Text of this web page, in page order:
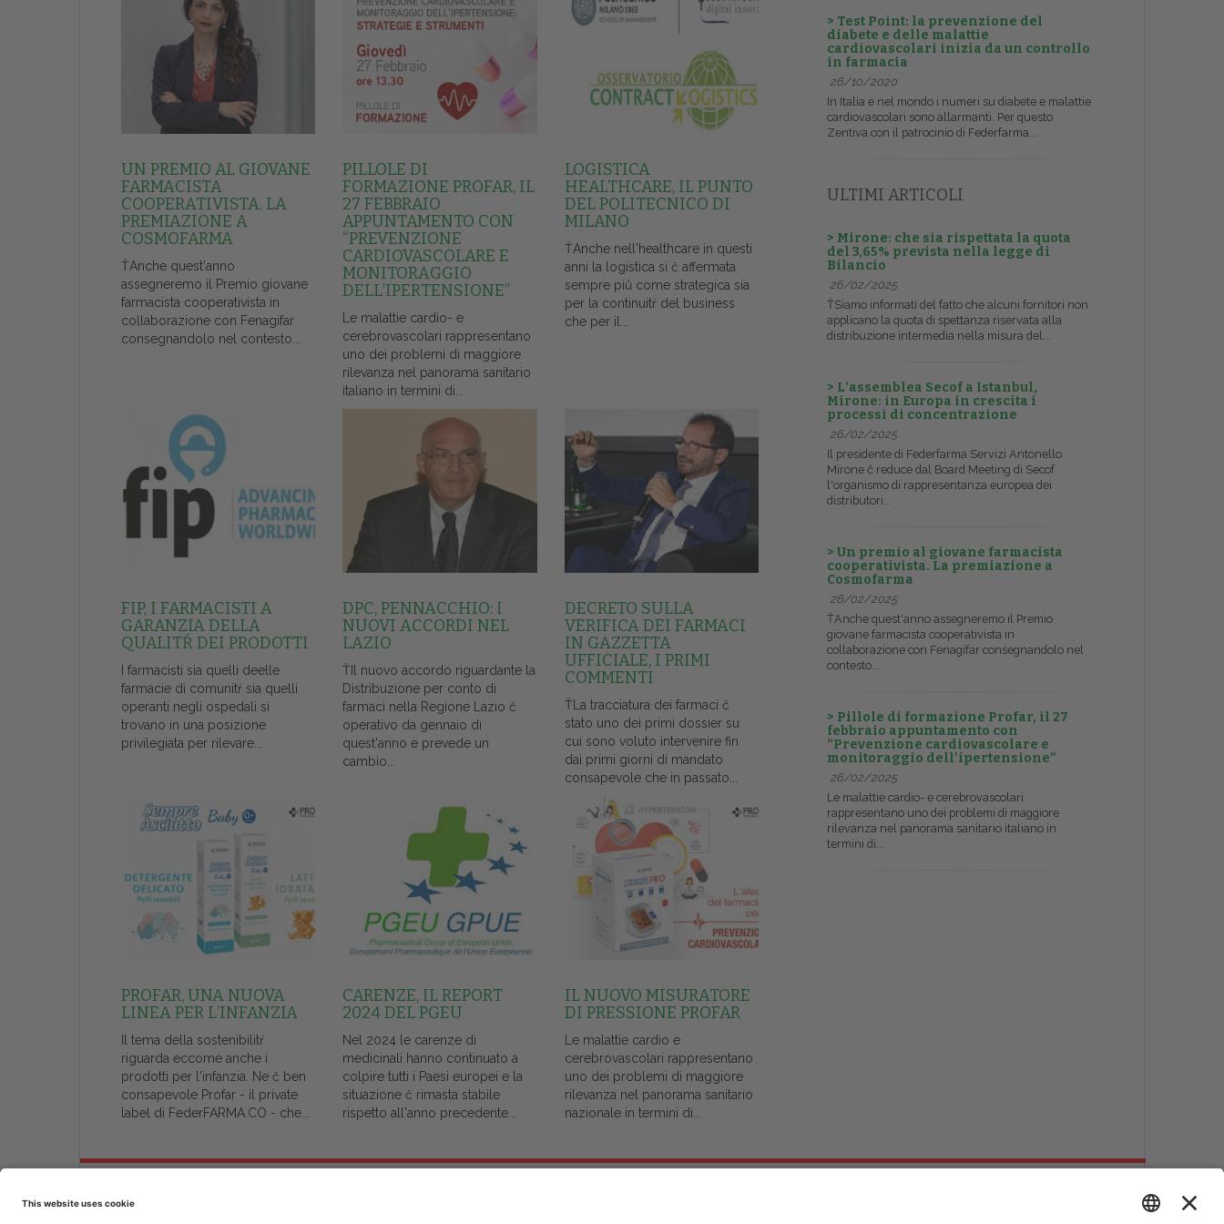
UN PREMIO AL GIOVANE
FARMACISTA
COOPERATIVISTA. LA
PREMIAZIONE A
COSMOFARMA
ŤAnche quest'anno
assegneremo il Premio giovane
farmacista cooperativista in
collaborazione con Fenagifar
consegnandolo nel contesto...
PILLOLE DI
FORMAZIONE PROFAR, IL
27 FEBBRAIO
APPUNTAMENTO CON
“PREVENZIONE
CARDIOVASCOLARE E
MONITORAGGIO
DELL’IPERTENSIONE”
Le malattie cardio- e
cerebrovascolari rappresentano
uno dei problemi di maggiore
rilevanza nel panorama sanitario
italiano in termini di...
LOGISTICA
HEALTHCARE, IL PUNTO
DEL POLITECNICO DI
MILANO
ŤAnche nell'healthcare in questi
anni la logistica si č affermata
sempre piů come strategica sia
per la continuitŕ del business
che per il...
FIP, I FARMACISTI A
GARANZIA DELLA
QUALITŔ DEI PRODOTTI
I farmacisti sia quelli deelle
farmacie di comunitŕ sia quelli
operanti negli ospedali si
trovano in una posizione
privilegiata per rilevare...
DPC, PENNACCHIO: I
NUOVI ACCORDI NEL
LAZIO
ŤIl nuovo accordo riguardante la
Distribuzione per conto di
farmaci nella Regione Lazio č
operativo da gennaio di
quest'anno e prevede un
cambio...
DECRETO SULLA
VERIFICA DEI FARMACI
IN GAZZETTA
UFFICIALE, I PRIMI
COMMENTI
ŤLa tracciatura dei farmaci č
stato uno dei primi dossier su
cui sono voluto intervenire fin
dai primi giorni di mandato
consapevole che in passato...
PROFAR, UNA NUOVA
LINEA PER L’INFANZIA
Il tema della sostenibilitŕ
riguarda eccome anche i
prodotti per l'infanzia. Ne č ben
consapevole Profar - il private
label di FederFARMA.CO - che...
CARENZE, IL REPORT
2024 DEL PGEU
Nel 2024 le carenze di
medicinali hanno continuato a
colpire tutti i Paesi europei e la
situazione č rimasta stabile
rispetto all'anno precedente...
IL NUOVO MISURATORE
DI PRESSIONE PROFAR
Le malattie cardio e
cerebrovascolari rappresentano
uno dei problemi di maggiore
rilevanza nel panorama sanitario
nazionale in termini di...
> Test Point: la prevenzione del
diabete e delle malattie
cardiovascolari inizia da un controllo
in farmacia
26/10/2020
In Italia e nel mondo i numeri su diabete e malattie
cardiovascolari sono allarmanti. Per questo
Zentiva con il patrocinio di Federfarma...
ULTIMI ARTICOLI
> Mirone: che sia rispettata la quota
del 3,65% prevista nella legge di
Bilancio
26/02/2025
ŤSiamo informati del fatto che alcuni fornitori non
applicano la quota di spettanza riservata alla
distribuzione intermedia nella misura del...
> L’assemblea Secof a Istanbul,
Mirone: in Europa in crescita i
processi di concentrazione
26/02/2025
Il presidente di Federfarma Servizi Antonello
Mirone č reduce dal Board Meeting di Secof
l'organismo di rappresentanza europea dei
distributori...
> Un premio al giovane farmacista
cooperativista. La premiazione a
Cosmofarma
26/02/2025
ŤAnche quest'anno assegneremo il Premio
giovane farmacista cooperativista in
collaborazione con Fenagifar consegnandolo nel
contesto...
> Pillole di formazione Profar, il 27
febbraio appuntamento con
“Prevenzione cardiovascolare e
monitoraggio dell’ipertensione”
26/02/2025
Le malattie cardio- e cerebrovascolari
rappresentano uno dei problemi di maggiore
rilevanza nel panorama sanitario italiano in
termini di...